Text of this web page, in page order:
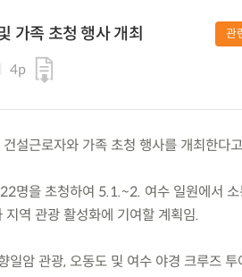
가족 초청 행사 개최
4p
관
설근로자와 가족 초청 행사를 개최한다
명을 초청하여 5.1.~2. 여수 일원에서 소
역 관광 활성화에 기여할 계획임.
암 관광, 오동도 및 여수 야경 크루즈 투